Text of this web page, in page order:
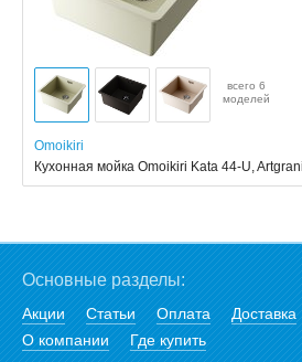
всего 6
моделей
Omoikiri
Кухонная мойка Omoikiri Kata 44-U,
Основные разделы:
Акции Статьи Оплата Доставка
О компании
Где купить